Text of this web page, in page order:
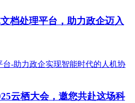
档处理平台，助力政企迈入
云栖大会，邀您共赴这场科